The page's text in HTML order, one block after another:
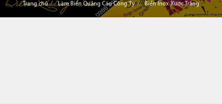
Trang chủ Làm Biển Quảng Cáo Công Ty Biển Inox Xước Trắng